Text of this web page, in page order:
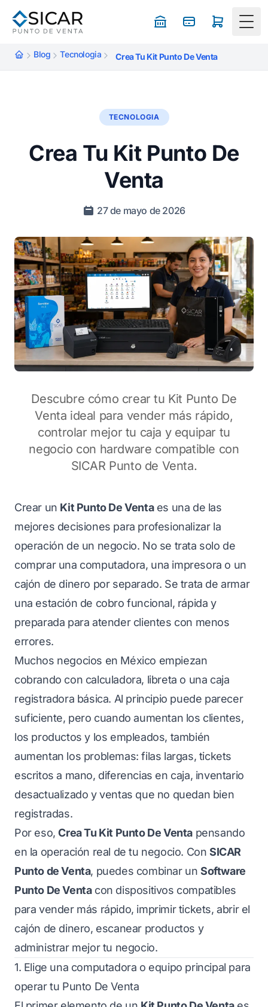
Blog Tecnologia Crea Tu Kit Punto De Venta
TECNOLOGIA
Crea Tu Kit Punto De
Venta
27 de mayo de 2026
Descubre cómo crear tu Kit Punto De
Venta ideal para vender más rápido,
controlar mejor tu caja y equipar tu
negocio con hardware compatible con
SICAR Punto de Venta.
Crear un Kit Punto De Ventaes una de las
mejores decisiones para profesionalizar la
operación de un negocio. No se trata solo de
comprar una computadora, una impresora o un
cajón de dinero por separado. Se trata de armar
una estación de cobro funcional, rápida y
preparada para atender clientes con menos
errores.
Muchos negocios en México empiezan
cobrando con calculadora, libreta o una caja
registradora básica. Al principio puede parecer
suficiente, pero cuando aumentan los clientes,
los productos y los empleados, también
aumentan los problemas: filas largas, tickets
escritos a mano, diferencias en caja, inventario
desactualizado y ventas que no quedan bien
registradas.
Por eso,Crea Tu Kit Punto De Venta pensando
en la operación real de tu negocio. ConSICAR
Punto de Venta, puedes combinar unSoftware
Punto De Ventacon dispositivos compatibles
para vender más rápido, imprimir tickets, abrir el
cajón de dinero, escanear productos y
administrar mejor tu negocio.
1. Elige una computadora o equipo principal para
operar tu Punto De Venta